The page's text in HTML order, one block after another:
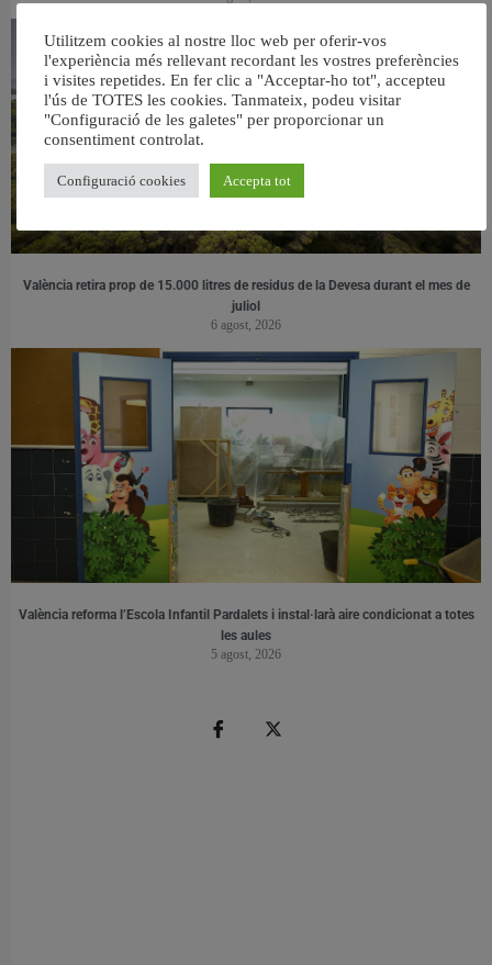
València retira prop de 15.000 litres de residus de la Devesa durant el mes de
juliol
6 agost, 2026
València reforma l’Escola Infantil Pardalets i instal·larà aire condicionat a totes
les aules
5 agost, 2026
Utilitzem cookies al nostre lloc web per oferir-vos
l'experiència més rellevant recordant les vostres preferències
i visites repetides. En fer clic a "Acceptar-ho tot", accepteu
l'ús de TOTES les cookies. Tanmateix, podeu visitar
"Configuració de les galetes" per proporcionar un
consentiment controlat.
Configuració cookies Accepta tot